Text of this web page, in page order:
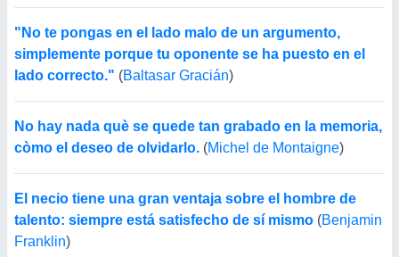
"No te pongas en el lado malo de un argumento,
simplemente porque tu oponente se ha puesto en el
lado correcto." (Baltasar Gracián)
No hay nada què se quede tan grabado en la memoria,
còmo el deseo de olvidarlo. (Michel de Montaigne)
El necio tiene una gran ventaja sobre el hombre de
talento: siempre está satisfecho de sí mismo (Benjamin
Franklin)